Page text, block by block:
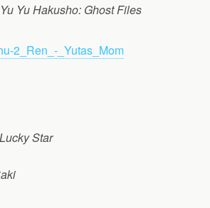
Yu Yu Hakusho: Ghost Files
Lucky Star